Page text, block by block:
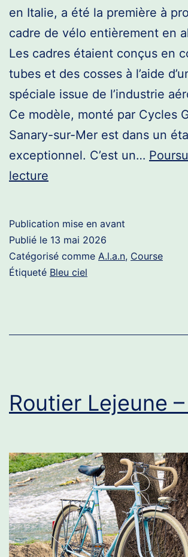
en Italie, a été la première à
cadre de vélo entièrement en
Les cadres étaient conçus en
tubes et des cosses à l’aide
spéciale issue de l’industrie
Ce modèle, monté par Cycles
Sanary-sur-Mer est dans un
exceptionnel. C’est un…
lecture
Publication mise en avant
Publié le 13 mai 2026
Catégorisé comme A.l.a.n, Course
Étiqueté Bleu ciel
Routier Lejeune